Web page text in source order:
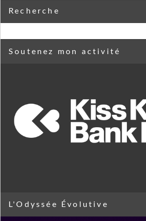
Recherche
Soutenez mon activité
L'Odyssée Évolutive